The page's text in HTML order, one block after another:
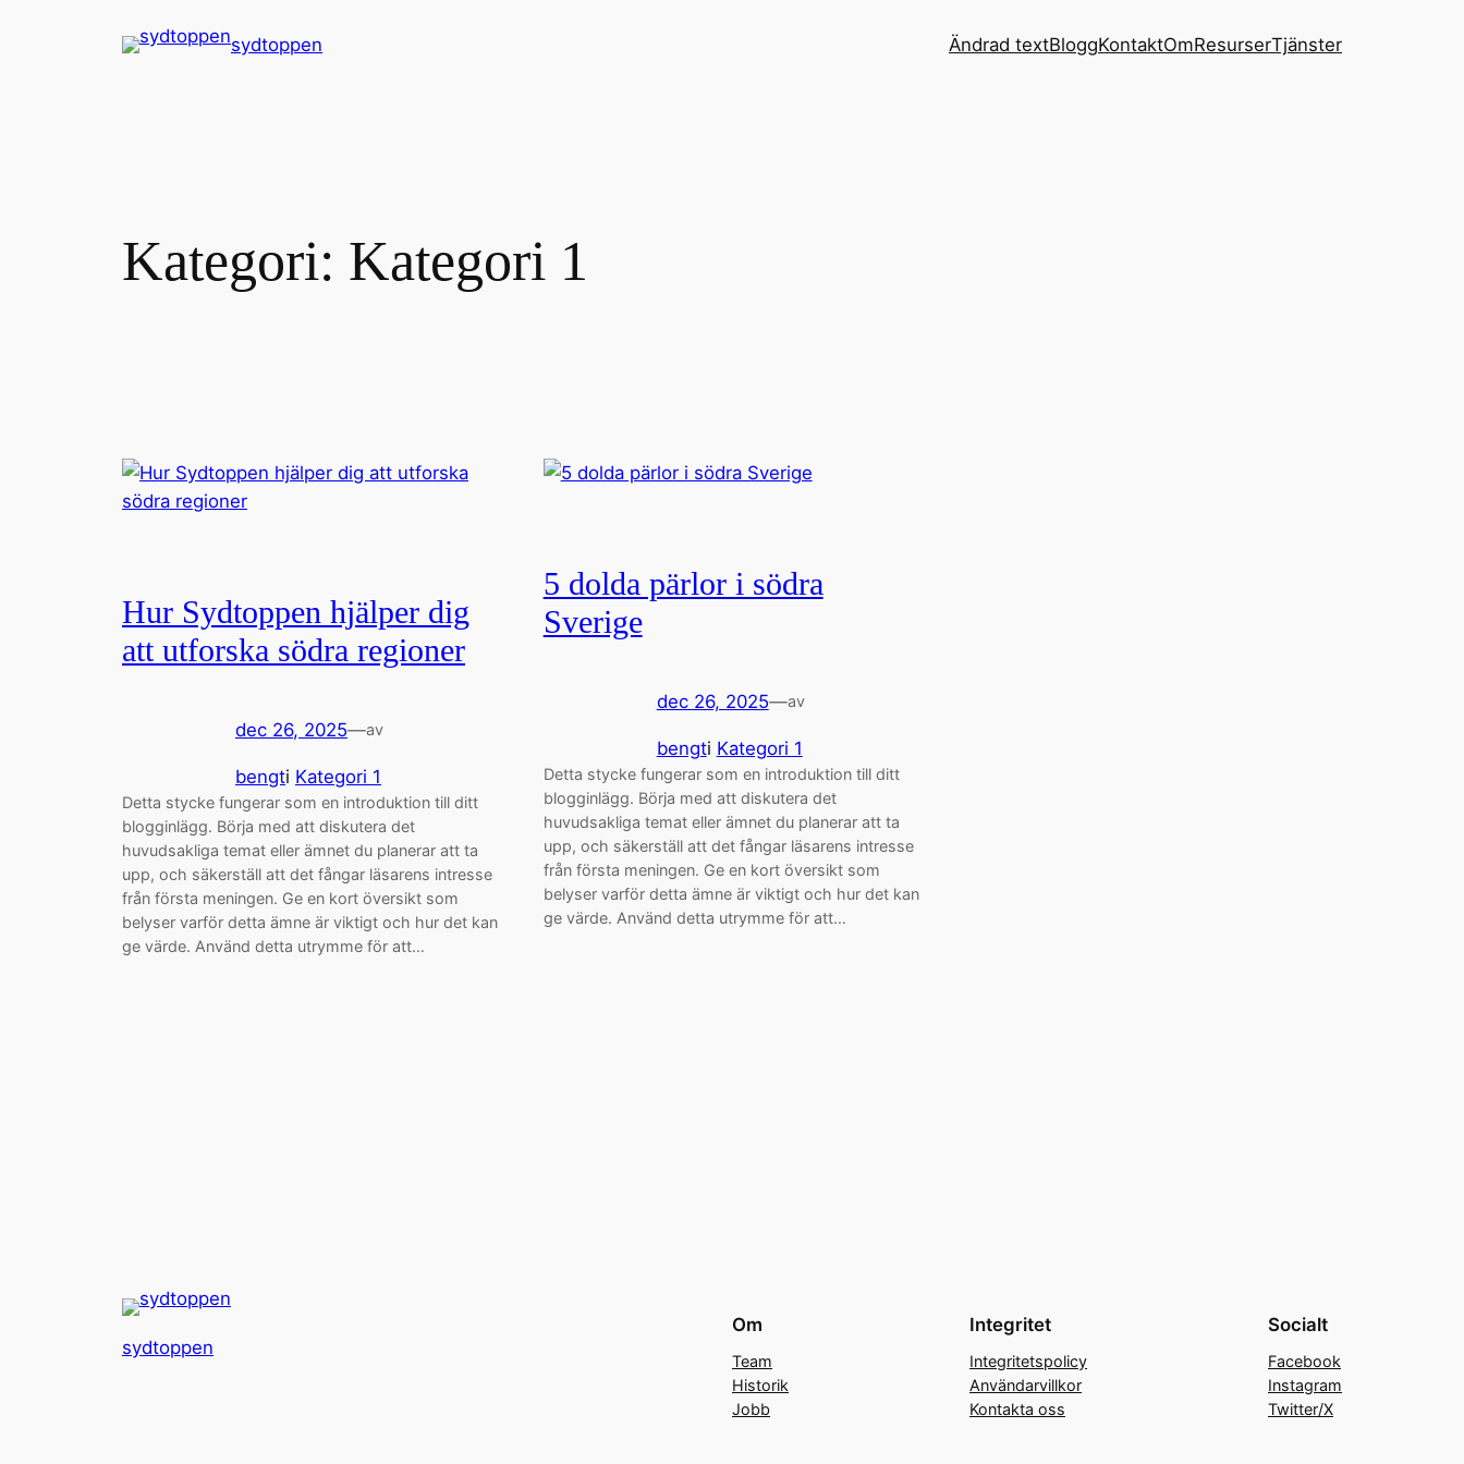
sydtoppen Ändrad textBloggKontaktOmResurserTjänster
Kategori: Kategori 1
Hur Sydtoppen hjälper dig
att utforska södra regioner
dec 26, 2025—av
bengti Kategori 1
Detta stycke fungerar som en introduktion till ditt
blogginlägg. Börja med att diskutera det
huvudsakliga temat eller ämnet du planerar att ta
upp, och säkerställ att det fångar läsarens intresse
från första meningen. Ge en kort översikt som
belyser varför detta ämne är viktigt och hur det kan
ge värde. Använd detta utrymme för att…
5 dolda pärlor i södra
Sverige
dec 26, 2025—av
bengti Kategori 1
Detta stycke fungerar som en introduktion till ditt
blogginlägg. Börja med att diskutera det
huvudsakliga temat eller ämnet du planerar att ta
upp, och säkerställ att det fångar läsarens intresse
från första meningen. Ge en kort översikt som
belyser varför detta ämne är viktigt och hur det kan
ge värde. Använd detta utrymme för att…
sydtoppen
Om
Team
Historik
Jobb
Integritet
Integritetspolicy
Användarvillkor
Kontakta oss
Socialt
Facebook
Instagram
Twitter/X